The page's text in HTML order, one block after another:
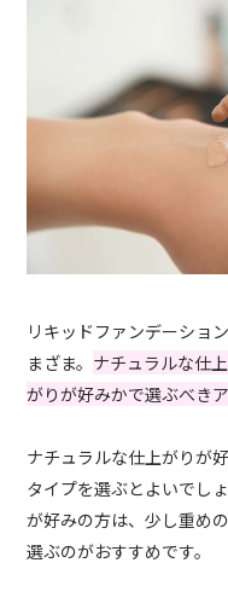
リキッドファンデーショ
まざま。 ナチュラルな仕
がりが好みかで選ぶべき
ナチュラルな仕上がりが
タイプを選ぶとよいでし
が好みの方は、少し重め
選ぶのがおすすめです。